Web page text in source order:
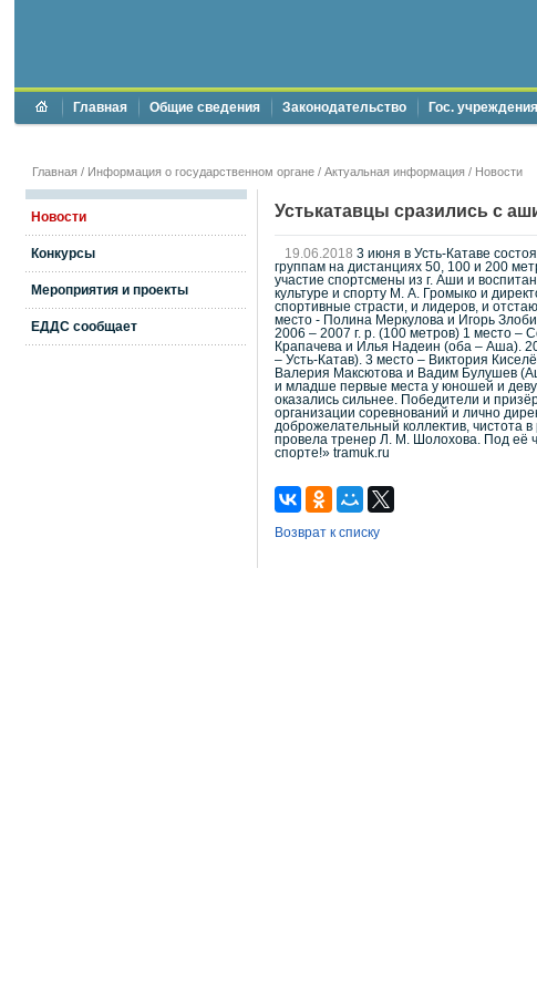
Главная Общие сведения Законодательство Гос. учреждения
Главная / Информация о государственном органе / Актуальная информация / Новости
Новости
Конкурсы
Мероприятия и проекты
ЕДДС сообщает
Устькатавцы сразились с
19.06.2018 3 июня в Усть-Катаве
группам на дистанциях 50, 100 и 200
участие спортсмены из г. Аши и
культуре и спорту М. А. Громыко и
спортивные страсти, и лидеров, и
место - Полина Меркулова и Игорь
2006 – 2007 г. р. (100 метров) 1 место –
Крапачева и Илья Надеин (оба – Аша).
– Усть-Катав). 3 место – Виктория
Валерия Максютова и Вадим Булушев
и младше первые места у юношей и
оказались сильнее. Победители и
организации соревнований и лично
доброжелательный коллектив, чистота
провела тренер Л. М. Шолохова. Под её
спорте!» tramuk.ru
Возврат к списку